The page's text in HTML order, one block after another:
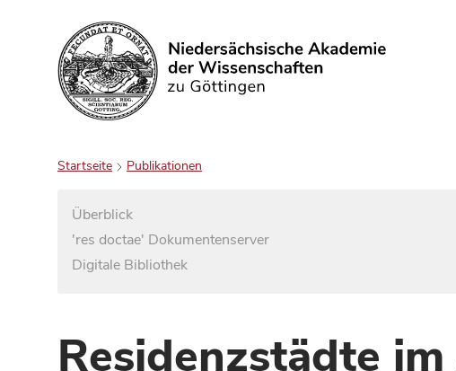
Suchen
Startseite Publikationen
Überblick
'res doctae' Dokumentenserver
Digitale Bibliothek
Residenzstädte